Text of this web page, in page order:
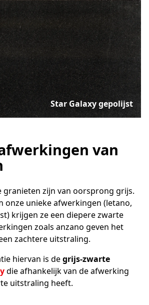
Star Galaxy gepolijst
van
granieten zijn van oorsprong grijs.
onze unieke afwerkingen (letano,
krijgen ze een diepere zwarte
zoals anzano geven het
zachtere uitstraling.
hiervan is degrijs-zwarte
die afhankelijk van de afwerking
uitstraling heeft.